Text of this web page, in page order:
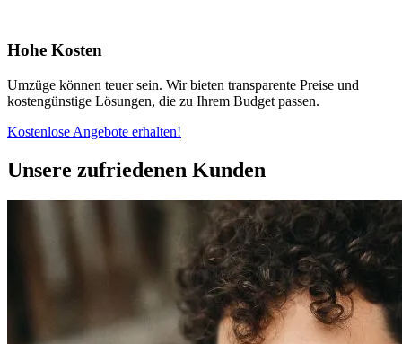
Hohe Kosten
Umzüge können teuer sein. Wir bieten transparente Preise und
kostengünstige Lösungen, die zu Ihrem Budget passen.
Kostenlose Angebote erhalten!
Unsere zufriedenen Kunden